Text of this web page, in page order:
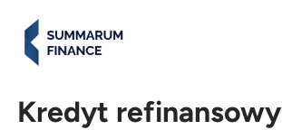
Kredyt refinansowy